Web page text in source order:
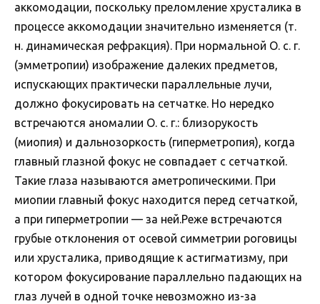
аккомодации, поскольку преломление хрусталика в
процессе аккомодации значительно изменяется (т.
н. динамическая рефракция). При нормальной О. с. г.
(эмметропии) изображение далеких предметов,
испускающих практически параллельные лучи,
должно фокусировать на сетчатке. Но нередко
встречаются аномалии О. с. г.: близорукость
(миопия) и дальнозоркость (гиперметропия), когда
главный глазной фокус не совпадает с сетчаткой.
Такие глаза называются аметропическими. При
миопии главный фокус находится перед сетчаткой,
а при гиперметропии — за ней.Реже встречаются
грубые отклонения от осевой симметрии роговицы
или хрусталика, приводящие к астигматизму, при
котором фокусирование параллельно падающих на
глаз лучей в одной точке невозможно из-за